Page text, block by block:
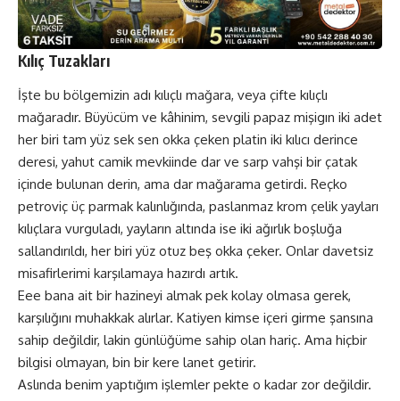
Kılıç Tuzakları
İşte bu bölgemizin adı kılıçlı mağara, veya çifte kılıçlı
mağaradır. Büyücüm ve kâhinim, sevgili papaz mişigın iki adet
her biri tam yüz sek sen okka çeken platin iki kılıcı derince
deresi, yahut camik mevkiinde dar ve sarp vahşi bir çatak
içinde bulunan derin, ama dar mağarama getirdi. Reçko
petroviç üç parmak kalınlığında, paslanmaz krom çelik yayları
kılıçlara vurguladı, yayların altında ise iki ağırlık boşluğa
sallandırıldı, her biri yüz otuz beş okka çeker. Onlar davetsiz
misafirlerimi karşılamaya hazırdı artık.
Eee bana ait bir hazineyi almak pek kolay olmasa gerek,
karşılığını muhakkak alırlar. Katiyen kimse içeri girme şansına
sahip değildir, lakin günlüğüme sahip olan hariç. Ama hiçbir
bilgisi olmayan, bin bir kere lanet getirir.
Aslında benim yaptığım işlemler pekte o kadar zor değildir.